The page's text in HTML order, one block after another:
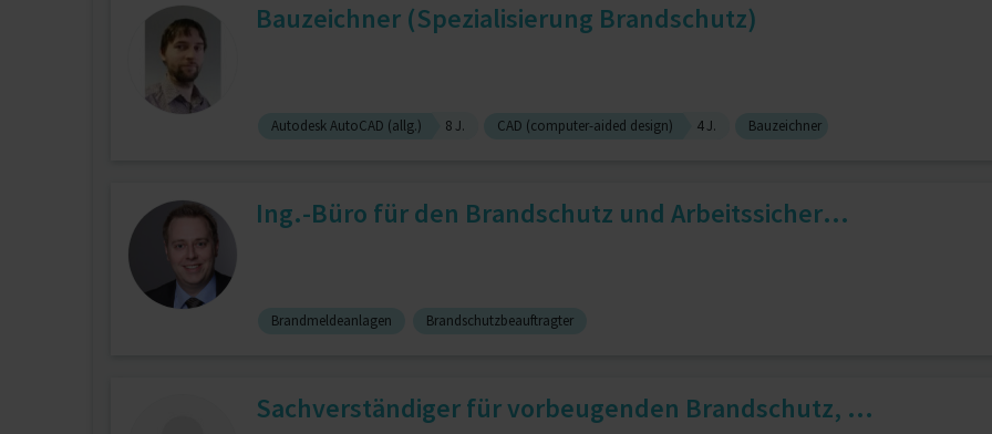
Bauzeichner (Spezialisierung Brandschutz)
Autodesk AutoCAD (allg.) 8 J. CAD (computer-aided design) 4 J. Bauzeichner
Ing.-Büro für den Brandschutz und Arbeitssicher...
Brandmeldeanlagen Brandschutzbeauftragter
Sachverständiger für vorbeugenden Brandschutz, ...